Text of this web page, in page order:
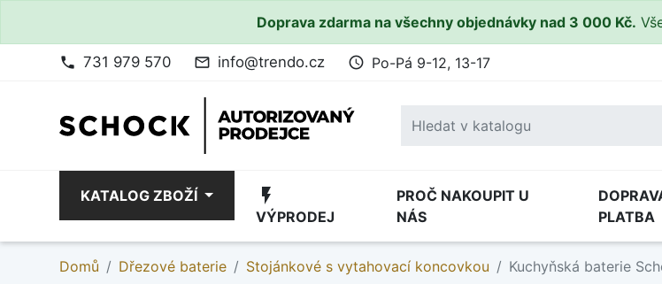
Doprava zdarma na všechny objednávky nad 3 000 Kč.
phone 731 979 570 mail_outline info@trendo.cz access_time Po-Pá 9-12, 13-17
KATALOG ZBOŽÍ flash_on
VÝPRODEJ
PROČ NAKOUPIT U
NÁS
PLATBA
Domů Dřezové baterie Stojánkové s vytahovací koncovkou Kuchyňská baterie